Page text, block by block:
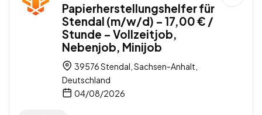
Papierherstellungshelfer für
Stendal (m/w/d) – 17,00 € /
Stunde – Vollzeitjob,
Nebenjob, Minijob
39576 Stendal, Sachsen-Anhalt,
Deutschland
04/08/2026